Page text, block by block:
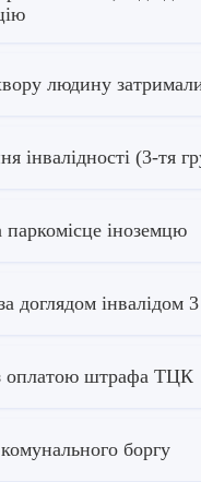
людину
інвалідності (3-тя
іноземцю
доглядом інвалідом
оплатою штрафа ТЦК
боргу